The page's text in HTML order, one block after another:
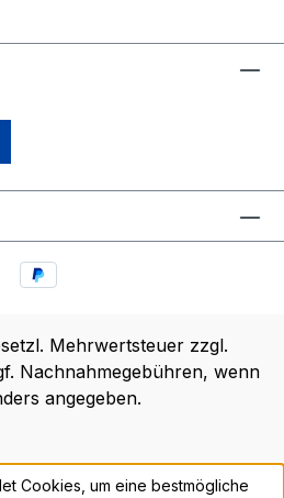
Mehrwertsteuer zzgl.
Nachnahmegebühren, wenn
angegeben.
Cookies, um eine bestmögliche